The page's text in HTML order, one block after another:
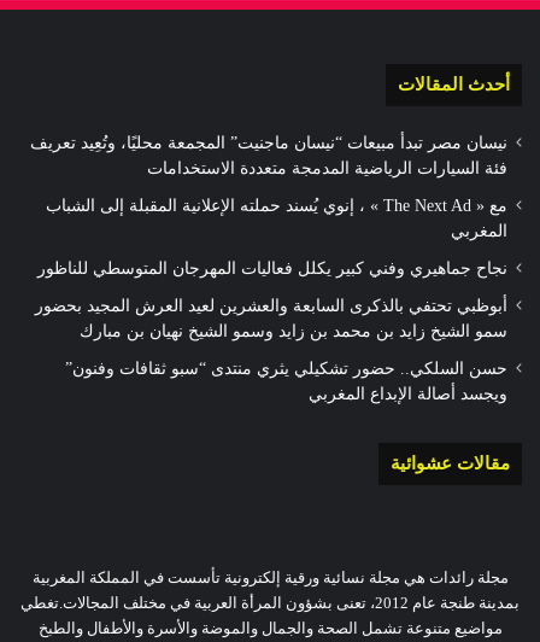
أحدث المقالات
نيسان مصر تبدأ مبيعات “نيسان ماجنيت” المجمعة محليًا، وتُعِيد تعريف
فئة السيارات الرياضية المدمجة متعددة الاستخدامات
مع « The Next Ad » ، إنوي يُسند حملته الإعلانية المقبلة إلى الشباب
المغربي
نجاح جماهيري وفني كبير يكلل فعاليات المهرجان المتوسطي للناظور
أبوظبي تحتفي بالذكرى السابعة والعشرين لعيد العرش المجيد بحضور
سمو الشيخ زايد بن محمد بن زايد وسمو الشيخ نهيان بن مبارك
حسن السلكي.. حضور تشكيلي يثري منتدى “سبو ثقافات وفنون”
ويجسد أصالة الإبداع المغربي
مقالات عشوائية
مجلة رائدات هي مجلة نسائية ورقية إلكترونية تأسست في المملكة المغربية
بمدينة طنجة عام 2012، تعنى بشؤون المرأة العربية في مختلف المجالات.تغطي
مواضيع متنوعة تشمل الصحة والجمال والموضة والأسرة والأطفال والطبخ